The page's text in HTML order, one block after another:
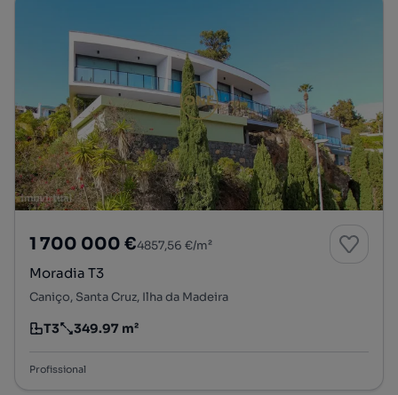
1 700 000 €4857,56 €/m²
Moradia T3
Caniço, Santa Cruz, Ilha da Madeira
Tipologia
T3
Preço por metro quadrado
349.97 m²
Profissional